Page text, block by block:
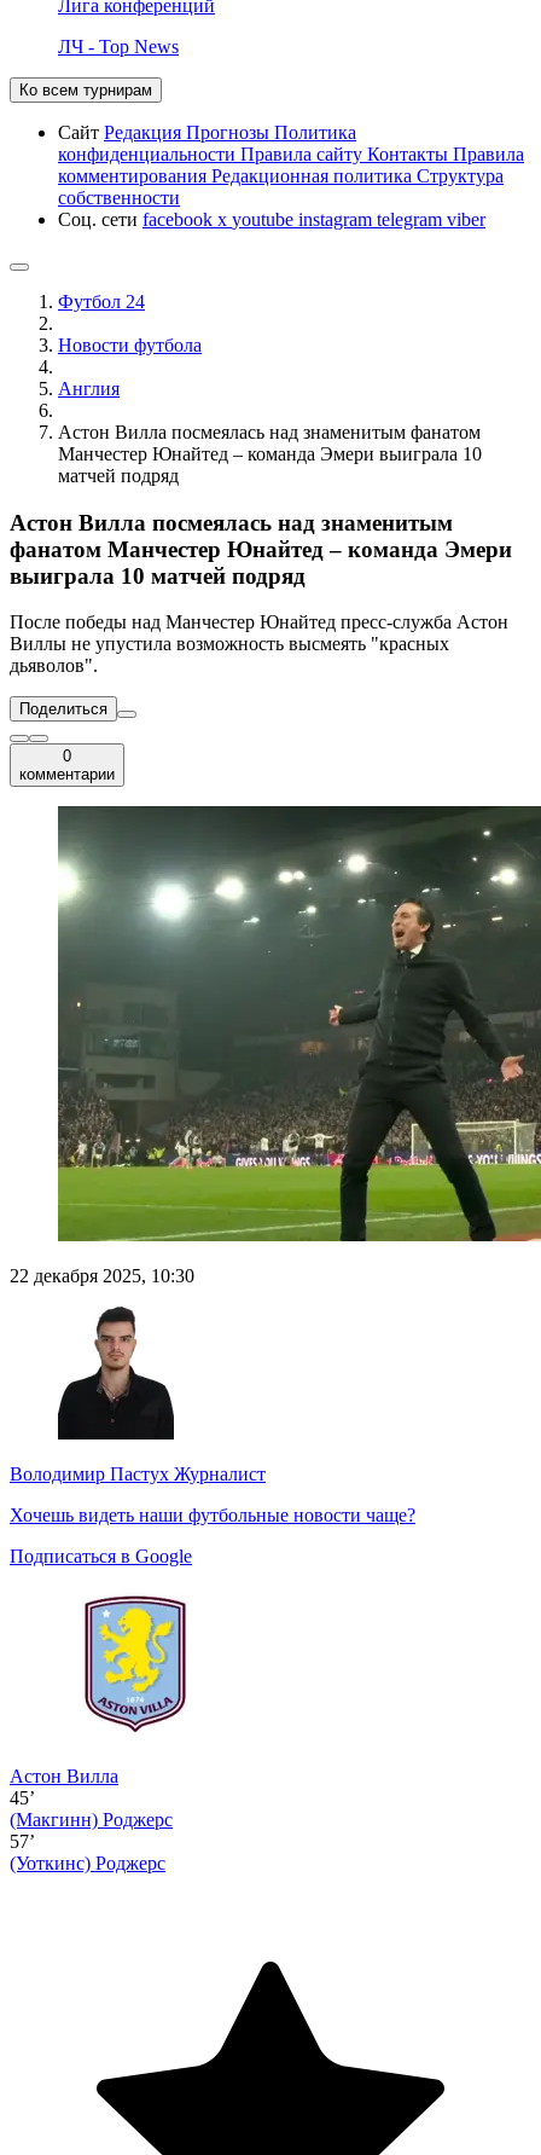
Лига конференций
ЛЧ - Top News
Ко всем турнирам
Сайт Редакция Прогнозы Политика
конфиденциальности Правила сайту Контакты Правила
комментирования Редакционная политика Структура
собственности
Соц. сети facebook x youtube instagram telegram viber
Футбол 24
Новости футбола
Англия
Астон Вилла посмеялась над знаменитым фанатом
Манчестер Юнайтед – команда Эмери выиграла 10
матчей подряд
Астон Вилла посмеялась над знаменитым
фанатом Манчестер Юнайтед – команда Эмери
выиграла 10 матчей подряд
После победы над Манчестер Юнайтед пресс-служба Астон
Виллы не упустила возможность высмеять "красных
дьяволов".
Поделиться
0
комментарии
22 декабря 2025, 10:30
Володимир Пастух Журналист
Хочешь видеть наши футбольные новости чаще?
Подписаться в Google
Астон Вилла
45’
(Макгинн) Роджерс
57’
(Уоткинс) Роджерс